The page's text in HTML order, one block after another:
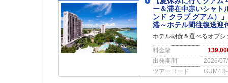
ー＆滞在中赤いシャト
ンド クラブ グアム）
港～ホテル間往復送迎
ホテル朝食＆選べるオプ
料金幅
出発期間
2026/
ツアーコード